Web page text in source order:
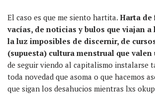
El caso es que me siento hartita. Harta de
vacías, de noticias y bulos que viajan
la luz imposibles de discernir, de
(supuesta) cultura menstrual que valen
de seguir viendo al capitalismo instalarse
toda novedad que asoma o que hacemos
que sigan los desahucios mientras lxs